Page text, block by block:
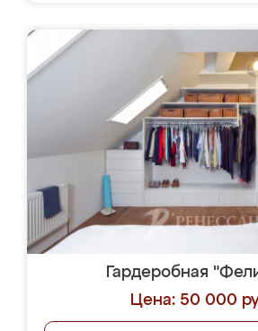
Гардеробная
Цена: 50 000